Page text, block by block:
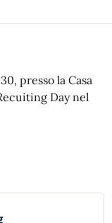
presso la Casa
Day nel